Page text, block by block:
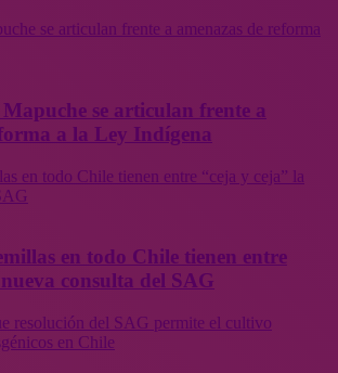
se articulan frente a amenazas de reforma
se articulan frente a
a la Ley Indígena
en todo Chile tienen entre “ceja y ceja” la
en todo Chile tienen entre
consulta del SAG
resolución del SAG permite el cultivo
en Chile